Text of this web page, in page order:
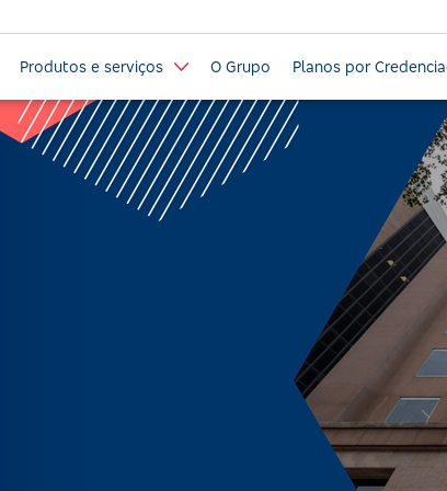
Produtos e serviços O Grupo Planos por